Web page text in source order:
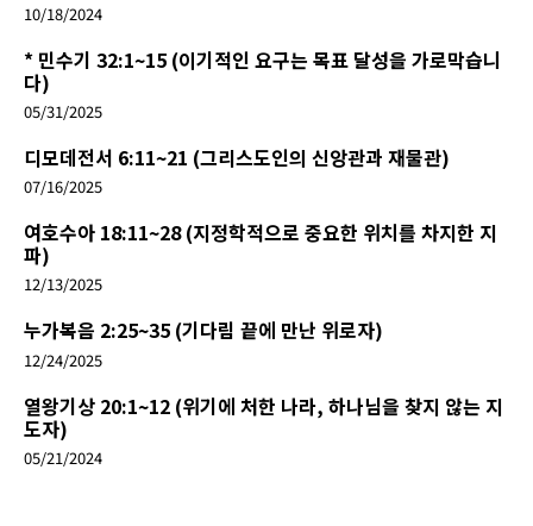
10/18/2024
* 민수기 32:1~15 (이기적인 요구는 목표 달성을 가로막습니
다)
05/31/2025
디모데전서 6:11~21 (그리스도인의 신앙관과 재물관)
07/16/2025
여호수아 18:11~28 (지정학적으로 중요한 위치를 차지한 지
파)
12/13/2025
누가복음 2:25~35 (기다림 끝에 만난 위로자)
12/24/2025
열왕기상 20:1~12 (위기에 처한 나라, 하나님을 찾지 않는 지
도자)
05/21/2024